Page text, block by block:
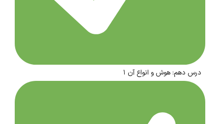
درس دهم: هوش و انواع آن ۱